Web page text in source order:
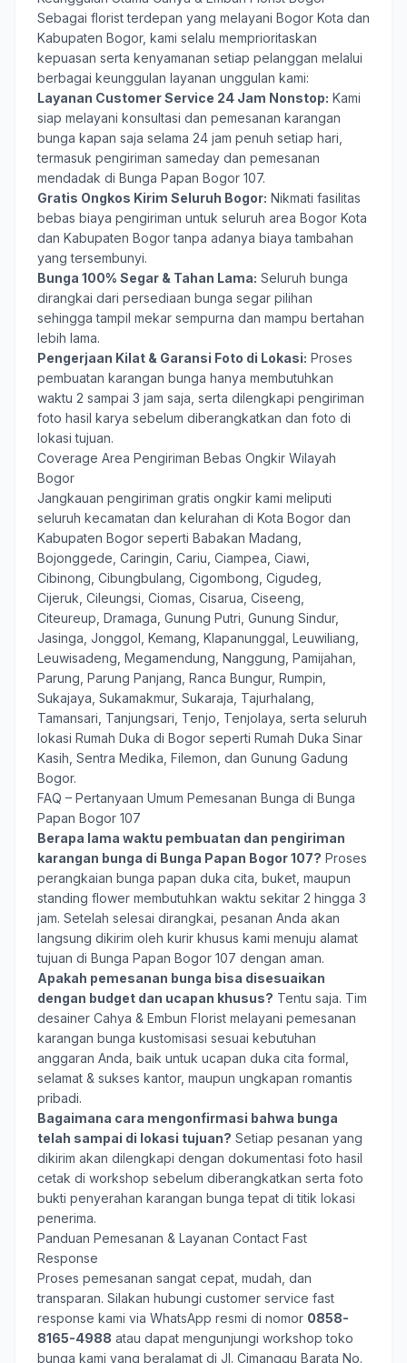
Sebagai florist terdepan yang melayani Bogor Kota dan
Kabupaten Bogor, kami selalu memprioritaskan
kepuasan serta kenyamanan setiap pelanggan melalui
berbagai keunggulan layanan unggulan kami:
Layanan Customer Service 24 Jam Nonstop: Kami
siap melayani konsultasi dan pemesanan karangan
bunga kapan saja selama 24 jam penuh setiap hari,
termasuk pengiriman sameday dan pemesanan
mendadak di Bunga Papan Bogor 107.
Gratis Ongkos Kirim Seluruh Bogor: Nikmati fasilitas
bebas biaya pengiriman untuk seluruh area Bogor Kota
dan Kabupaten Bogor tanpa adanya biaya tambahan
yang tersembunyi.
Bunga 100% Segar & Tahan Lama: Seluruh bunga
dirangkai dari persediaan bunga segar pilihan
sehingga tampil mekar sempurna dan mampu bertahan
lebih lama.
Pengerjaan Kilat & Garansi Foto di Lokasi: Proses
pembuatan karangan bunga hanya membutuhkan
waktu 2 sampai 3 jam saja, serta dilengkapi pengiriman
foto hasil karya sebelum diberangkatkan dan foto di
lokasi tujuan.
Coverage Area Pengiriman Bebas Ongkir Wilayah
Bogor
Jangkauan pengiriman gratis ongkir kami meliputi
seluruh kecamatan dan kelurahan di Kota Bogor dan
Kabupaten Bogor seperti Babakan Madang,
Bojonggede, Caringin, Cariu, Ciampea, Ciawi,
Cibinong, Cibungbulang, Cigombong, Cigudeg,
Cijeruk, Cileungsi, Ciomas, Cisarua, Ciseeng,
Citeureup, Dramaga, Gunung Putri, Gunung Sindur,
Jasinga, Jonggol, Kemang, Klapanunggal, Leuwiliang,
Leuwisadeng, Megamendung, Nanggung, Pamijahan,
Parung, Parung Panjang, Ranca Bungur, Rumpin,
Sukajaya, Sukamakmur, Sukaraja, Tajurhalang,
Tamansari, Tanjungsari, Tenjo, Tenjolaya, serta seluruh
lokasi Rumah Duka di Bogor seperti Rumah Duka Sinar
Kasih, Sentra Medika, Filemon, dan Gunung Gadung
Bogor.
FAQ – Pertanyaan Umum Pemesanan Bunga di Bunga
Papan Bogor 107
Berapa lama waktu pembuatan dan pengiriman
karangan bunga di Bunga Papan Bogor 107? Proses
perangkaian bunga papan duka cita, buket, maupun
standing flower membutuhkan waktu sekitar 2 hingga 3
jam. Setelah selesai dirangkai, pesanan Anda akan
langsung dikirim oleh kurir khusus kami menuju alamat
tujuan di Bunga Papan Bogor 107 dengan aman.
Apakah pemesanan bunga bisa disesuaikan
dengan budget dan ucapan khusus? Tentu saja. Tim
desainer Cahya & Embun Florist melayani pemesanan
karangan bunga kustomisasi sesuai kebutuhan
anggaran Anda, baik untuk ucapan duka cita formal,
selamat & sukses kantor, maupun ungkapan romantis
pribadi.
Bagaimana cara mengonfirmasi bahwa bunga
telah sampai di lokasi tujuan? Setiap pesanan yang
dikirim akan dilengkapi dengan dokumentasi foto hasil
cetak di workshop sebelum diberangkatkan serta foto
bukti penyerahan karangan bunga tepat di titik lokasi
penerima.
Panduan Pemesanan & Layanan Contact Fast
Response
Proses pemesanan sangat cepat, mudah, dan
transparan. Silakan hubungi customer service fast
response kami via WhatsApp resmi di nomor 0858-
8165-4988 atau dapat mengunjungi workshop toko
bunga kami yang beralamat di Jl. Cimanggu Barata No.